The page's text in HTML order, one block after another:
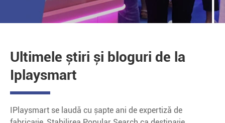
Ultimele știri și bloguri de la
Iplaysmart
IPlaysmart se laudă cu șapte ani de expertiză de